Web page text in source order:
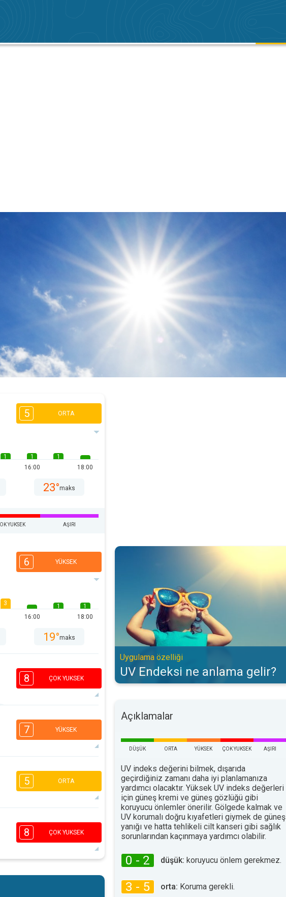
5 ORTA
1
1
16:00
1
18:00
23°maks
YUKSEK AŞIRI
6 YÜKSEK
3
16:00
1
1
18:00
19°maks
8 ÇOK YUKSEK
4
16:00
2
22°maks
7 YÜKSEK
2
16:00
24°maks
5 ORTA
2
16:00
1
18:00
8 ÇOK YUKSEK
UV Endeksi ne anlama gelir?. Uygulama özelliği. . .
Uygulama özelliği
UV Endeksi ne anlama gelir?
Açıklamalar
DÜŞÜK ORTA YÜKSEK ÇOK YUKSEK AŞIRI
UV indeks değerini bilmek, dışarıda
geçirdiğiniz zamanı daha iyi planlamanıza
yardımcı olacaktır. Yüksek UV indeks değerleri
için güneş kremi ve güneş gözlüğü gibi
koruyucu önlemler önerilir. Gölgede kalmak ve
UV korumalı doğru kıyafetleri giymek de güneş
yanığı ve hatta tehlikeli cilt kanseri gibi sağlık
sorunlarından kaçınmaya yardımcı olabilir.
0 - 2 düşük: koruyucu önlem gerekmez.
3 - 5 orta: Koruma gerekli.